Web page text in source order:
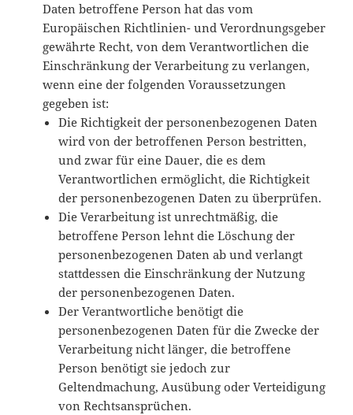
Daten betroffene Person hat das vom
Europäischen Richtlinien- und Verordnungsgeber
gewährte Recht, von dem Verantwortlichen die
Einschränkung der Verarbeitung zu verlangen,
wenn eine der folgenden Voraussetzungen
gegeben ist:
Die Richtigkeit der personenbezogenen Daten
wird von der betroffenen Person bestritten,
und zwar für eine Dauer, die es dem
Verantwortlichen ermöglicht, die Richtigkeit
der personenbezogenen Daten zu überprüfen.
Die Verarbeitung ist unrechtmäßig, die
betroffene Person lehnt die Löschung der
personenbezogenen Daten ab und verlangt
stattdessen die Einschränkung der Nutzung
der personenbezogenen Daten.
Der Verantwortliche benötigt die
personenbezogenen Daten für die Zwecke der
Verarbeitung nicht länger, die betroffene
Person benötigt sie jedoch zur
Geltendmachung, Ausübung oder Verteidigung
von Rechtsansprüchen.